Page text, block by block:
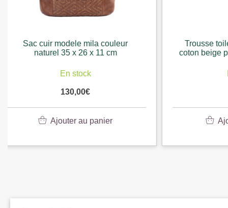
Trousse toilette pure et aventure
coton beige pu marron 26 x 14 x 12
En stock
16,90
Ajouter au panier
Sac